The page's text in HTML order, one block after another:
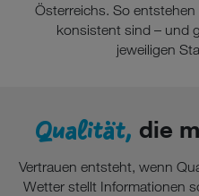
Österreichs. So
konsistent sind – und
jeweiligen
Qualität, die
Vertrauen entsteht, wenn
Wetter stellt Informationen